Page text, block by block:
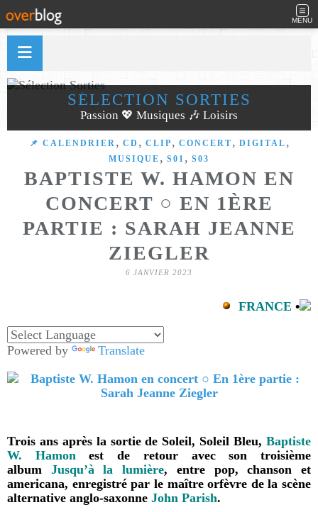
MENU
SÉLECTION SORTIES
Passion 💖 Musiques 🎶 Loisirs
📌 CALENDRIER , CD , CLIP , CONCERT , DIGITAL ,
MUSIQUE , S01 , S03
BAPTISTE W. HAMON EN
CONCERT ○ EN 1ÈRE
PARTIE : SARAH JEANNE
ZIEGLER
6 JANVIER 2023
FRANCE •
Powered by Translate
Trois ans après la sortie de Soleil, Soleil Bleu, Baptiste
W. Hamonest de retour avec son troisième
album Jusqu’à la lumière, entre pop, chanson et
americana, enregistré par le maître orfèvre de la scène
alternative anglo-saxonne John Parish.